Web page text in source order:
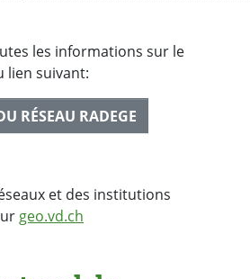
les informations sur le
lien suivant:
RÉSEAU RADEGE
et des institutions
geo.vd.ch